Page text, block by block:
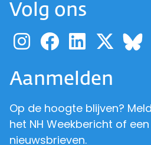
Volg ons
Ga naar de
Ga naar
Ga
Aanmelden
Op de hoogte blijven?
het NH Weekbericht of
nieuwsbrieven.